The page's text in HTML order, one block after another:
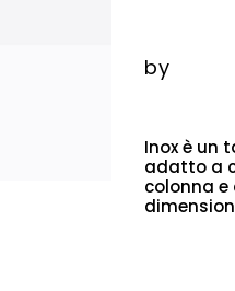
by
Inox è un
adatto a
colonna e